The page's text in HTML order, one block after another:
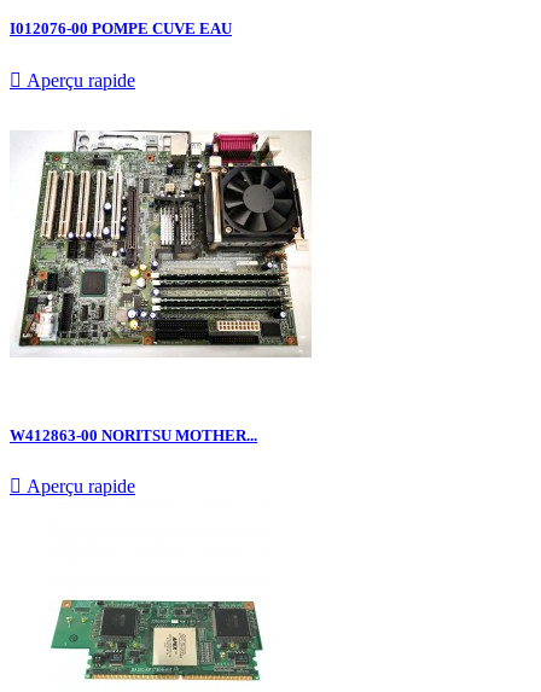
I012076-00 POMPE CUVE EAU
 Aperçu rapide
W412863-00 NORITSU MOTHER...
 Aperçu rapide